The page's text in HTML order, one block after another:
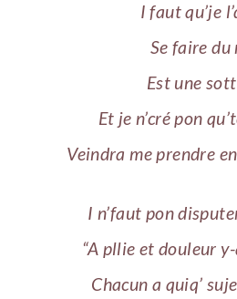
I faut qu’je
Se faire du
Est une
Et je n’cré pon
Veindra me prendre
I n’faut pon
“A pllie et douleur
Chacun a quiq’